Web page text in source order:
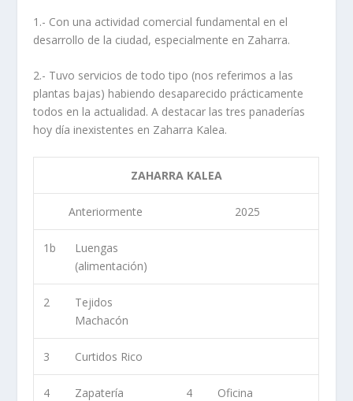
1.- Con una actividad comercial fundamental en el
desarrollo de la ciudad, especialmente en Zaharra.
2.- Tuvo servicios de todo tipo (nos referimos a las
plantas bajas) habiendo desaparecido prácticamente
todos en la actualidad. A destacar las tres panaderías
hoy día inexistentes en Zaharra Kalea.
ZAHARRA KALEA
Anteriormente 2025
1b
Luengas
(alimentación)
2
Tejidos
Machacón
3 Curtidos Rico
4
Zapatería
4
Oficina